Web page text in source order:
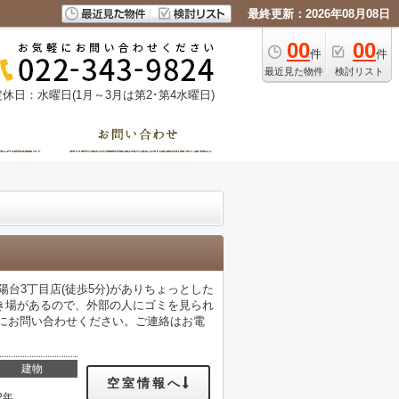
最終更新：2026年08月08日
00件
最近見た物件
00件
検討リスト
休日：水曜日(1月～3月は第2･第4水曜日)
台3丁目店(徒歩5分)がありちょっとした
があるので、外部の人にゴミを見られ
お問い合わせください。ご連絡はお電
建物
空室情報へ